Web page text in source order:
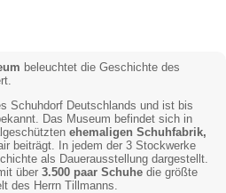
beleuchtet die Geschichte des
Schuhdorf Deutschlands und ist bis
Das Museum befindet sich in
ehemaligen Schuhfabrik,
beiträgt. In jedem der 3 Stockwerke
als Dauerausstellung dargestellt.
über 3.500 paar Schuhe die größte
des Herrn Tillmanns.